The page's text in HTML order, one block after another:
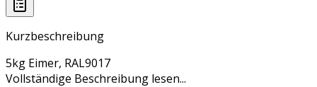
Kurzbeschreibung
5kg Eimer, RAL9017
Vollständige Beschreibung lesen...